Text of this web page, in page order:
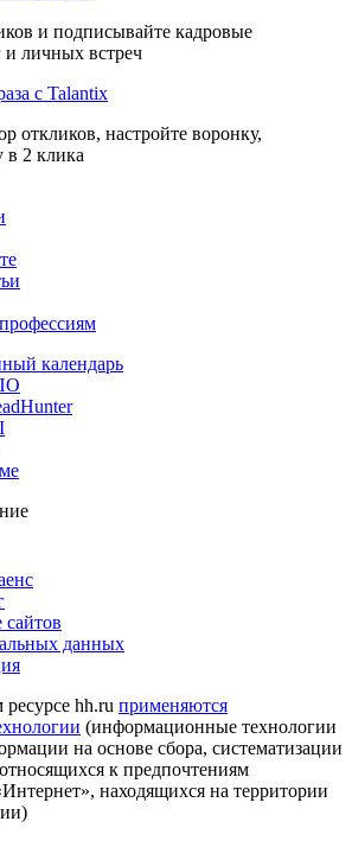
и подписывайте кадровые
и личных встреч
с Talantix
откликов, настройте воронку,
в 2 клика
календарь
сайтов
данных
hh.ru применяются
(информационные технологии
на основе сбора, систематизации
к предпочтениям
находящихся на территории